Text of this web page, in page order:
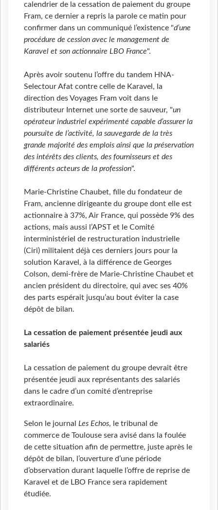
calendrier de la cessation de paiement du groupe
Fram, ce dernier a repris la parole ce matin pour
confirmer dans un communiqué l’existence "d’une
procédure de cession avec le management de
Karavel et son actionnaire LBO France".
Après avoir soutenu l’offre du tandem HNA-
Selectour Afat contre celle de Karavel, la
direction des Voyages Fram voit dans le
distributeur Internet une sorte de sauveur, "un
opérateur industriel expérimenté capable d’assurer la
poursuite de l’activité, la sauvegarde de la très
grande majorité des emplois ainsi que la préservation
des intérêts des clients, des fournisseurs et des
différents acteurs de la profession".
Marie-Christine Chaubet, fille du fondateur de
Fram, ancienne dirigeante du groupe dont elle est
actionnaire à 37%, Air France, qui possède 9% des
actions, mais aussi l’APST et le Comité
interministériel de restructuration industrielle
(Ciri) militaient déjà ces derniers jours pour la
solution Karavel, à la différence de Georges
Colson, demi-frère de Marie-Christine Chaubet et
ancien président du directoire, qui avec ses 40%
des parts espérait jusqu’au bout éviter la case
dépôt de bilan.
La cessation de paiement présentée jeudi aux
salariés
La cessation de paiement du groupe devrait être
présentée jeudi aux représentants des salariés
dans le cadre d’un comité d’entreprise
extraordinaire.
Selon le journal Les Echos, le tribunal de
commerce de Toulouse sera avisé dans la foulée
de cette situation afin de permettre, juste après le
dépôt de bilan, l’ouverture d’une période
d’observation durant laquelle l’offre de reprise de
Karavel et de LBO France sera rapidement
étudiée.